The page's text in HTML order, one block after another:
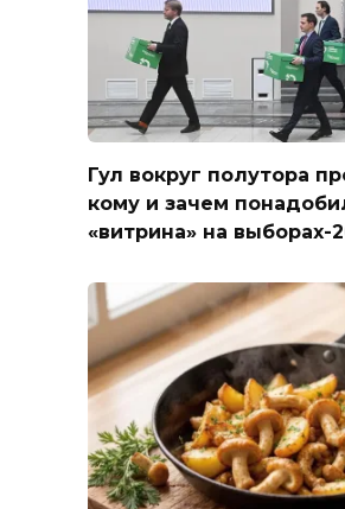
Гул вокруг полутора
кому и зачем
«витрина» на выборах-